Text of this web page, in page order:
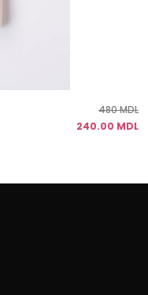
480 MDL
240.00 MDL